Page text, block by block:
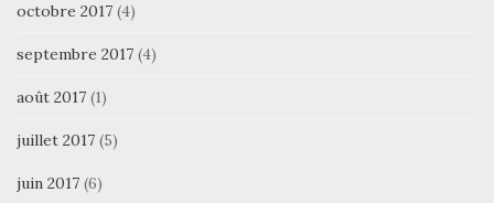
octobre 2017 (4)
septembre 2017 (4)
août 2017 (1)
juillet 2017 (5)
juin 2017 (6)